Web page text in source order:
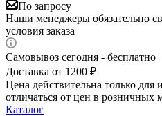
По запросу
Наши менеджеры обязательно
условия заказа
Самовывоз сегодня - бесплатно
Доставка от 1200 ₽
Цена действительна только для
отличаться от цен в розничных
Каталог